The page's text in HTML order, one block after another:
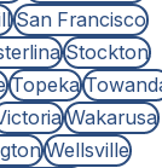
San Francisco
Stockton
Topeka
Wakarusa
Wellsville